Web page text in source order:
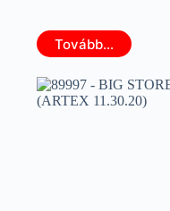
Tovább...